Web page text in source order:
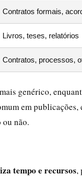
Contratos formais,
Livros, teses, relatórios
Contratos, processos,
genérico,
em publicações,
não.
tempo e recursos,